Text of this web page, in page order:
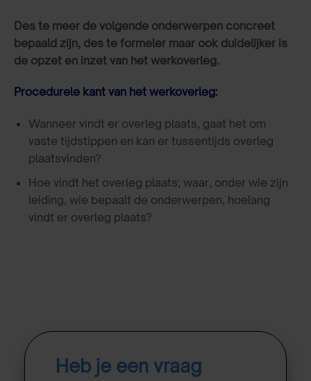
Des te meer de volgende onderwerpen concreet
bepaald zijn, des te formeler maar ook duidelijker is
de opzet en inzet van het werkoverleg.
Procedurele kant van het werkoverleg:
Wanneer vindt er overleg plaats, gaat het om
vaste tijdstippen en kan er tussentijds overleg
plaatsvinden?
Hoe vindt het overleg plaats; waar, onder wie zijn
leiding, wie bepaalt de onderwerpen, hoelang
vindt er overleg plaats?
Heb je een vraag